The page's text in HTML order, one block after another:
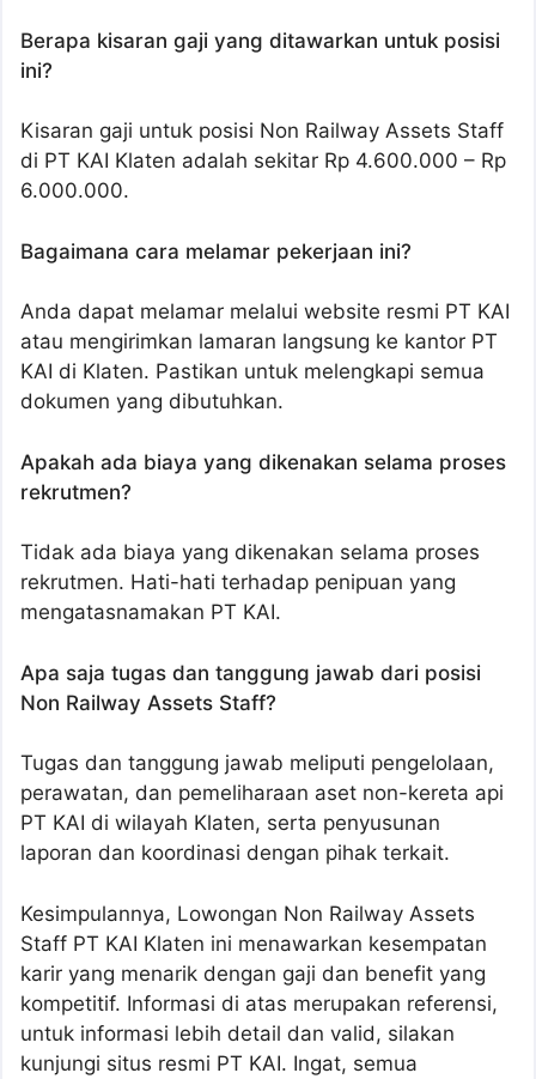
Berapa kisaran gaji yang ditawarkan untuk posisi
ini?
Kisaran gaji untuk posisi Non Railway Assets Staff
di PT KAI Klaten adalah sekitar Rp 4.600.000 – Rp
6.000.000.
Bagaimana cara melamar pekerjaan ini?
Anda dapat melamar melalui website resmi PT KAI
atau mengirimkan lamaran langsung ke kantor PT
KAI di Klaten. Pastikan untuk melengkapi semua
dokumen yang dibutuhkan.
Apakah ada biaya yang dikenakan selama proses
rekrutmen?
Tidak ada biaya yang dikenakan selama proses
rekrutmen. Hati-hati terhadap penipuan yang
mengatasnamakan PT KAI.
Apa saja tugas dan tanggung jawab dari posisi
Non Railway Assets Staff?
Tugas dan tanggung jawab meliputi pengelolaan,
perawatan, dan pemeliharaan aset non-kereta api
PT KAI di wilayah Klaten, serta penyusunan
laporan dan koordinasi dengan pihak terkait.
Kesimpulannya, Lowongan Non Railway Assets
Staff PT KAI Klaten ini menawarkan kesempatan
karir yang menarik dengan gaji dan benefit yang
kompetitif. Informasi di atas merupakan referensi,
untuk informasi lebih detail dan valid, silakan
kunjungi situs resmi PT KAI. Ingat, semua